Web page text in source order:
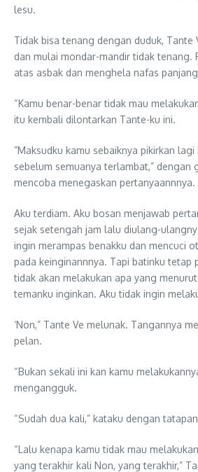
lesu.
Tidak bisa tenang dengan duduk, Tante
dan mulai mondar-mandir tidak tenang.
atas asbak dan menghela nafas
“Kamu benar-benar tidak mau
itu kembali dilontarkan Tante-ku ini.
”Maksudku kamu sebaiknya pikirkan
sebelum semuanya terlambat,” dengan
mencoba menegaskan pertanyaannnya.
Aku terdiam. Aku bosan menjawab
sejak setengah jam lalu diulang-
ingin merampas benakku dan mencuci
pada keinginannnya. Tapi batinku tetap
tidak akan melakukan apa yang
temanku inginkan. Aku tidak ingin
‘Non,” Tante Ve melunak. Tangannya
pelan.
“Bukan sekali ini kan kamu
mengangguk.
“Sudah dua kali,” kataku dengan
“Lalu kenapa kamu tidak mau
yang terakhir kali Non, yang terakhir,”